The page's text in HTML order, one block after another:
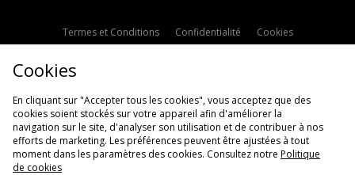
Termes et Conditions Confidentialité
Cookies
Cookies
En cliquant sur "Accepter tous les cookies", vous acceptez que des
cookies soient stockés sur votre appareil afin d'améliorer la
navigation sur le site, d'analyser son utilisation et de contribuer à nos
efforts de marketing. Les préférences peuvent être ajustées à tout
moment dans les paramètres des cookies. Consultez notre Politique
de cookies